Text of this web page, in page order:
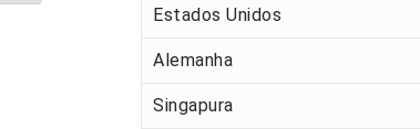
Estados Unidos
Alemanha
Singapura